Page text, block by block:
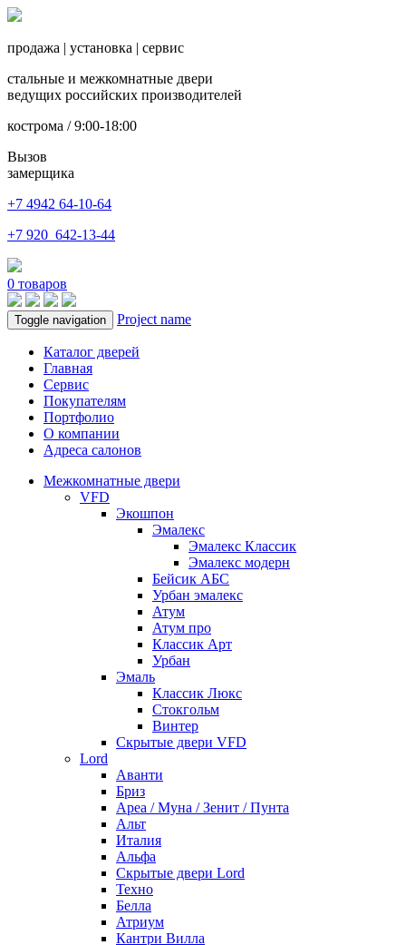
продажа | установка | сервис
стальные и межкомнатные двери
ведущих российских производителей
кострома / 9:00-18:00
Вызов
замерщика
+7 4942 64-10-64
+7 920 642-13-44
0 товаров
Toggle navigation Project name
Каталог дверей
Главная
Сервис
Покупателям
Портфолио
О компании
Адреса салонов
Межкомнатные двери
VFD
Экошпон
Эмалекс
Эмалекс Классик
Эмалекс модерн
Бейсик АБС
Урбан эмалекс
Атум
Атум про
Классик Арт
Урбан
Эмаль
Классик Люкс
Стокгольм
Винтер
Скрытые двери VFD
Lord
Аванти
Бриз
Ареа / Муна / Зенит / Пунта
Альт
Италия
Альфа
Скрытые двери Lord
Техно
Белла
Атриум
Кантри Вилла